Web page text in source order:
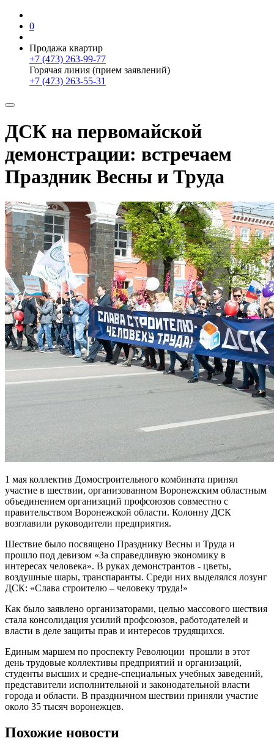
0
Продажа квартир
+7 (473) 263-99-77
Горячая линия (прием заявлений)
+7 (473) 263-55-31
ДСК на первомайской
демонстрации: встречаем
Праздник Весны и Труда
1 мая коллектив Домостроительного комбината принял
участие в шествии, организованном Воронежским областным
объединением организаций профсоюзов совместно с
правительством Воронежской области. Колонну ДСК
возглавили руководители предприятия.
Шествие было посвящено Празднику Весны и Труда и
прошло под девизом «За справедливую экономику в
интересах человека». В руках демонстрантов - цветы,
воздушные шары, транспаранты. Среди них выделялся лозунг
ДСК: «Слава строителю – человеку труда!»
Как было заявлено организаторами, целью массового шествия
стала консолидация усилий профсоюзов, работодателей и
власти в деле защиты прав и интересов трудящихся.
Единым маршем по проспекту Революции прошли в этот
день трудовые коллективы предприятий и организаций,
студенты высших и средне-специальных учебных заведений,
представители исполнительной и законодательной власти
города и области. В праздничном шествии приняли участие
около 35 тысяч воронежцев.
Похожие новости